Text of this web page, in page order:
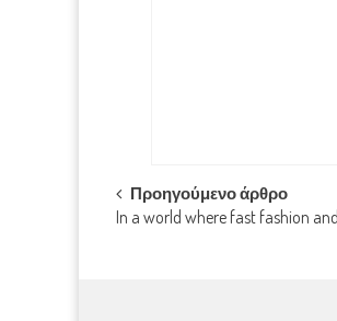
Post
Προηγούμενο άρθρο
In a world where fast fashion